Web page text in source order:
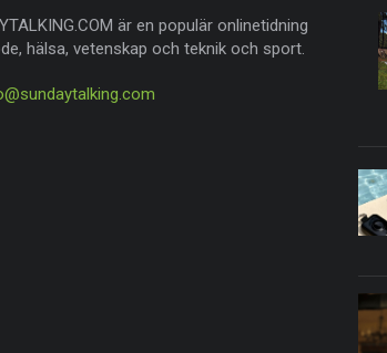
är en populär onlinetidning
hälsa, vetenskap och teknik och sport.